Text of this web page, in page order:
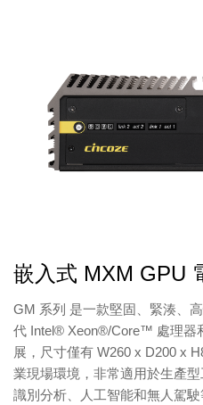
嵌入式 MXM GPU
GM 系列 是一款堅固、緊湊、
代 Intel® Xeon®/Core™ 處理器
展，尺寸僅有 W260 x D200 x
業現場環境，非常適用於生產
識別分析、人工智能和無人駕駛